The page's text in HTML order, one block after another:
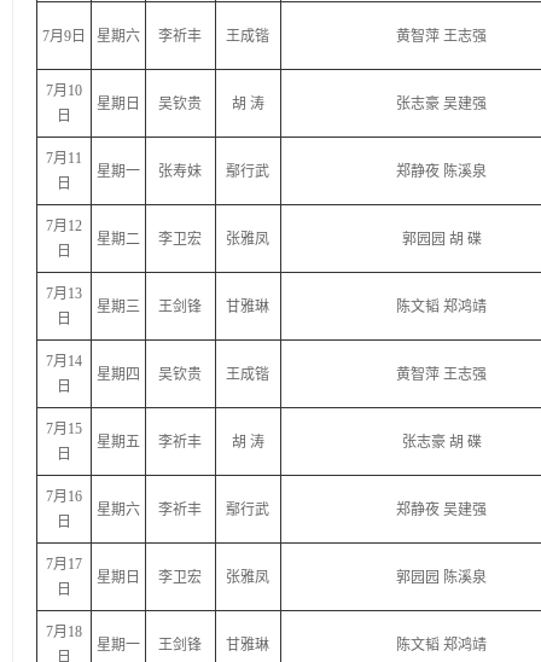
7月9日 星期六 李祈丰 王成锴 黄智萍 王志强
7月10
日
星期日 吴钦贵 胡 涛 张志豪 吴建强
7月11
日
星期一 张寿妹 鄢行武 郑静夜 陈溪泉
7月12
日
星期二 李卫宏 张雅凤 郭园园 胡 碟
7月13
日
星期三 王剑锋 甘雅琳 陈文韬 郑鸿靖
7月14
日
星期四 吴钦贵 王成锴 黄智萍 王志强
7月15
日
星期五 李祈丰 胡 涛 张志豪 胡 碟
7月16
日
星期六 李祈丰 鄢行武 郑静夜 吴建强
7月17
日
星期日 李卫宏 张雅凤 郭园园 陈溪泉
7月18
日
星期一 王剑锋 甘雅琳 陈文韬 郑鸿靖